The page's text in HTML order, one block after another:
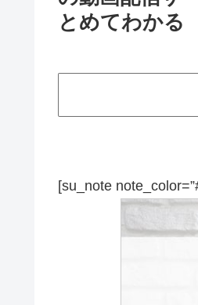
とめてわかる
[su_note